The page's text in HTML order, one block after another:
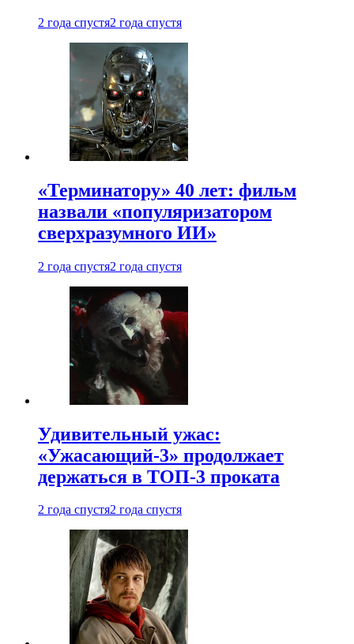
2 года спустя2 года спустя
«Терминатору» 40 лет: фильм
назвали «популяризатором
сверхразумного ИИ»
2 года спустя2 года спустя
Удивительный ужас:
«Ужасающий-3» продолжает
держаться в ТОП-3 проката
2 года спустя2 года спустя